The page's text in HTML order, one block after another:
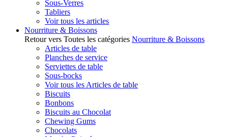
Sous-Verres
Tabliers
Voir tous les articles
Nourriture & Boissons
Retour vers Toutes les catégories Nourriture & Boissons
Articles de table
Planches de service
Serviettes de table
Sous-bocks
Voir tous les Articles de table
Biscuits
Bonbons
Biscuits au Chocolat
Chewing Gums
Chocolats